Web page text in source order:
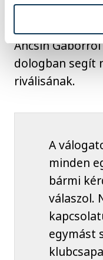
előtt játszani
Ancsin
dologban segít
riválisának.
A
minden
bármi
válaszol.
egymást